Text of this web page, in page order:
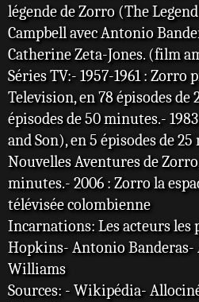
légende de Zorro (The
Campbell avec Antonio
Catherine Zeta-Jones. (film
Séries TV:- 1957-1961 :
Television, en 78 épisodes de
épisodes de 50 minutes.-
and Son), en 5 épisodes de
Nouvelles Aventures de
minutes.- 2006 : Zorro la
télévisée colombienne
Incarnations: Les acteurs
Hopkins- Antonio Banderas-
Williams
Sources: - Wikipédia-